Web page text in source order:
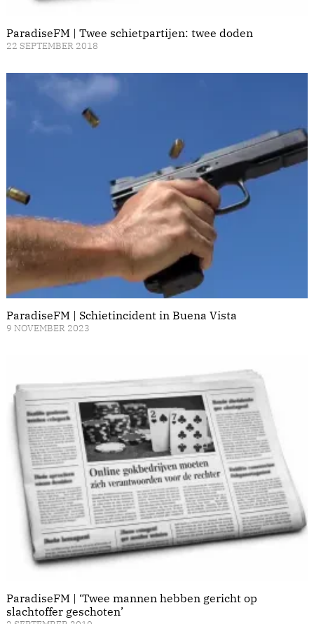
ParadiseFM | Twee schietpartijen: twee doden
22 SEPTEMBER 2018
ParadiseFM | Schietincident in Buena Vista
9 NOVEMBER 2023
ParadiseFM | ‘Twee mannen hebben gericht op
slachtoffer geschoten’